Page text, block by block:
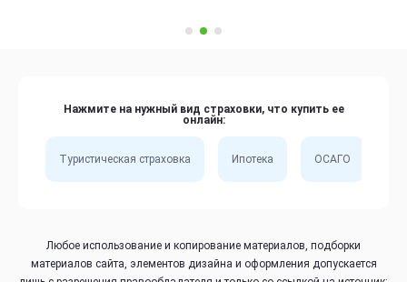
Нажмите на нужный вид страховки, что купить ее
онлайн:
Туристическая страховка Ипотека ОСАГО
Любое использование и копирование материалов, подборки
материалов сайта, элементов дизайна и оформления допускается